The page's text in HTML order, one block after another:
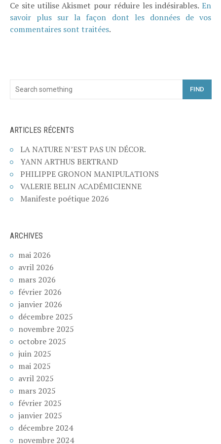
Ce site utilise Akismet pour réduire les indésirables. En
savoir plus sur la façon dont les données de vos
commentaires sont traitées.
FIND
ARTICLES RÉCENTS
LA NATURE N’EST PAS UN DÉCOR.
YANN ARTHUS BERTRAND
PHILIPPE GRONON MANIPULATIONS
VALERIE BELIN ACADÉMICIENNE
Manifeste poétique 2026
ARCHIVES
mai 2026
avril 2026
mars 2026
février 2026
janvier 2026
décembre 2025
novembre 2025
octobre 2025
juin 2025
mai 2025
avril 2025
mars 2025
février 2025
janvier 2025
décembre 2024
novembre 2024